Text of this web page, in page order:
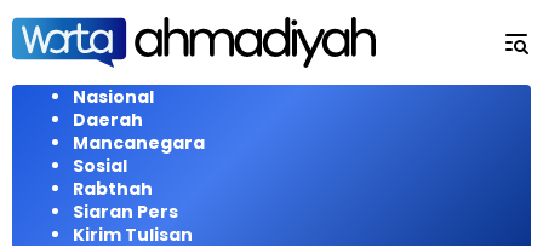
Langsung
konten
Nasional
Daerah
Mancanegara
Sosial
Rabthah
Siaran Pers
Kirim Tulisan